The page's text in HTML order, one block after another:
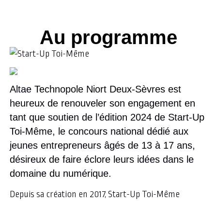
Au programme
Altae Technopole Niort Deux-Sèvres est
heureux de renouveler son engagement en
tant que soutien de l’édition 2024 de Start-Up
Toi-Même, le concours national dédié aux
jeunes entrepreneurs âgés de 13 à 17 ans,
désireux de faire éclore leurs idées dans le
domaine du numérique.
Depuis sa création en 2017, Start-Up Toi-Même